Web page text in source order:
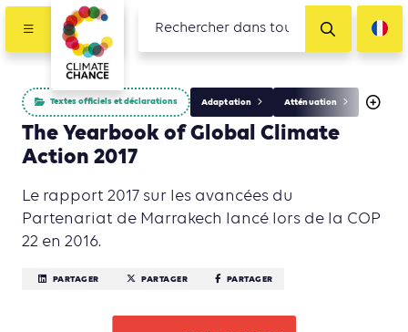
Textes officiels et déclarations Adaptation Atténuation
The Yearbook of Global Climate
Action 2017
Le rapport 2017 sur les avancées du
Partenariat de Marrakech lancé lors de la COP
22 en 2016.
PARTAGER PARTAGER PARTAGER